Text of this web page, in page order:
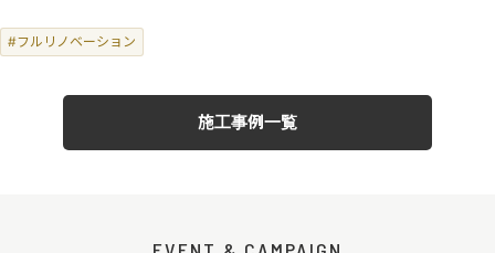
#フルリノベーション
施工事例一覧